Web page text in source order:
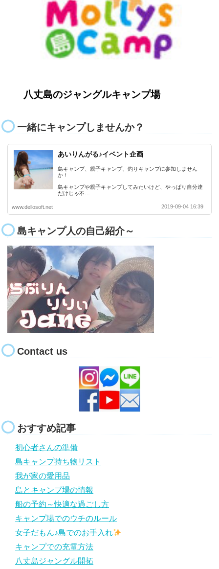
八丈島のジャングルキャンプ場
一緒にキャンプしませんか？
あいりんがる♪イベント企画
島キャンプ、親子キャンプ、釣りキャンプに参加しません
か！
島キャンプや親子キャンプしてみたいけど、やっぱり自分達
だけじゃ不…
www.dellosoft.net 2019-09-04 16:39
島キャンプ人の自己紹介～
Contact us
おすすめ記事
初心者さんの準備
島キャンプ持ち物リスト
我が家の愛用品
島とキャンプ場の情報
船の予約～快適な過ごし方
キャンプ場でのウチのルール
女子だもん♪島でのお手入れ
キャンプでの充電方法
八丈島ジャングル開拓